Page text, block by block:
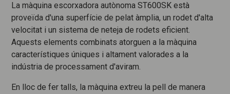
La màquina escorxadora autònoma ST600SK està
proveïda d'una superfície de pelat àmplia, un rodet d'alta
velocitat i un sistema de neteja de rodets eficient.
Aquests elements combinats atorguen a la màquina
característiques úniques i altament valorades a la
indústria de processament d'aviram.
En lloc de fer talls, la màquina extreu la pell de manera